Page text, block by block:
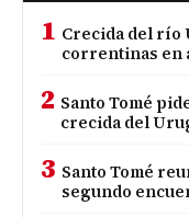
1 Crecida del río
correntinas en
2 Santo Tomé
crecida del
3 Santo Tomé
segundo